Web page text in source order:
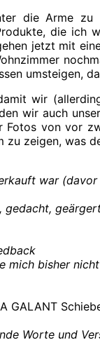
die Arme
die ich
jetzt mit
umsteigen,
wir
wir auch
von vor
zeigen, was
war
gedacht,
mich bisher
GALANT
Worte und